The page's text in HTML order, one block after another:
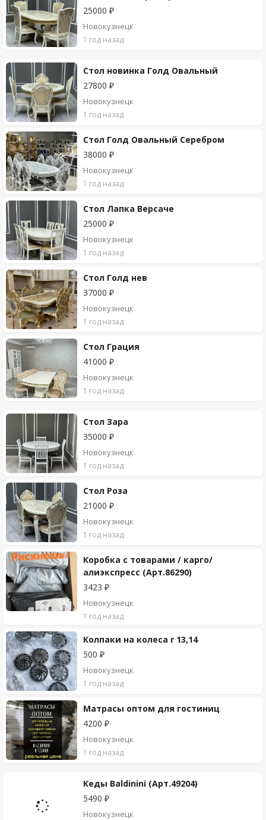
25000 ₽
Новокузнецк
1 год назад
Стол новинка Голд Овальный
27800 ₽
Новокузнецк
1 год назад
Стол Голд Овальный Серебром
38000 ₽
Новокузнецк
1 год назад
Стол Лапка Версаче
25000 ₽
Новокузнецк
1 год назад
Стол Голд нев
37000 ₽
Новокузнецк
1 год назад
Стол Грация
41000 ₽
Новокузнецк
1 год назад
Стол Зара
35000 ₽
Новокузнецк
1 год назад
Стол Роза
21000 ₽
Новокузнецк
1 год назад
Коробка с товарами / карго/
алиэкспресс (Арт.86290)
3423 ₽
Новокузнецк
1 год назад
Колпаки на колеса r 13,14
500 ₽
Новокузнецк
1 год назад
Матрасы оптом для гостиниц
4200 ₽
Новокузнецк
1 год назад
Кеды Baldinini (Арт.49204)
5490 ₽
Новокузнецк